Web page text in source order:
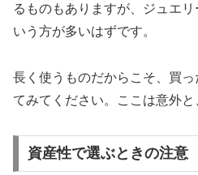
るものもありますが、ジュエ
いう方が多いはずです。
長く使うものだからこそ、買
てみてください。ここは意外と
資産性で選ぶときの注意